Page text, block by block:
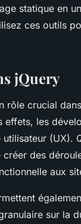
statique en
ces outils
jQuery
rôle crucial
effets, les
(UX).
des
aux
sur la